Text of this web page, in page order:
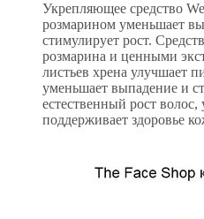
Укрепляющее средство
розмарином уменьшает
стимулирует рост.
розмарина и ценными
листьев хрена улучшает
уменьшает выпадение и
естественный рост
поддерживает здоровье